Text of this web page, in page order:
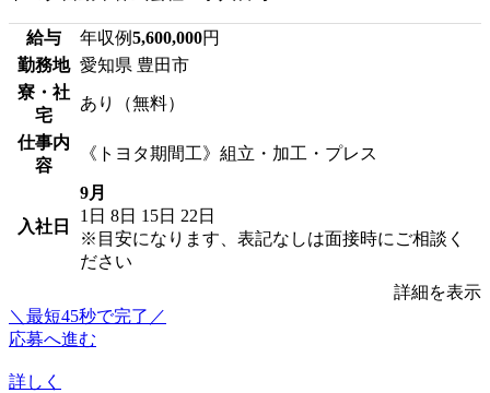
給与 年収例5,600,000円
勤務地 愛知県 豊田市
寮・社
宅
あり（無料）
仕事内
容
《トヨタ期間工》組立・加工・プレス
入社日
9月
1日 8日 15日 22日
※目安になります、表記なしは面接時にご相談く
ださい
詳細を表示
＼最短45秒で完了／
応募へ進む
詳しく